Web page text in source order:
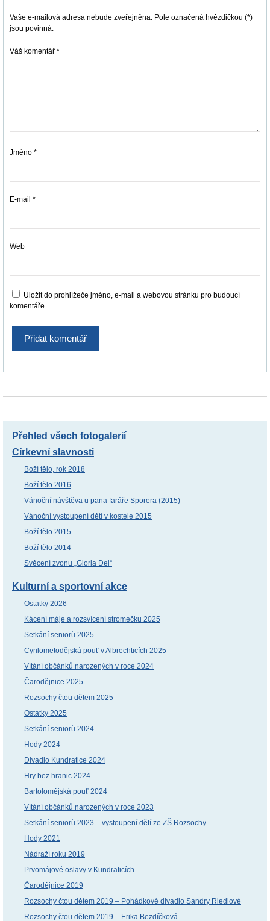
Vaše e-mailová adresa nebude zveřejněna. Pole označená hvězdičkou (*)
jsou povinná.
Váš komentář *
Jméno *
E-mail *
Web
Uložit do prohlížeče jméno, e-mail a webovou stránku pro budoucí
komentáře.
Přehled všech fotogalerií
Církevní slavnosti
Boží tělo, rok 2018
Boží tělo 2016
Vánoční návštěva u pana faráře Sporera (2015)
Vánoční vystoupení dětí v kostele 2015
Boží tělo 2015
Boží tělo 2014
Svěcení zvonu „Gloria Dei“
Kulturní a sportovní akce
Ostatky 2026
Kácení máje a rozsvícení stromečku 2025
Setkání seniorů 2025
Cyrilometodějská pouť v Albrechticích 2025
Vítání občánků narozených v roce 2024
Čarodějnice 2025
Rozsochy čtou dětem 2025
Ostatky 2025
Setkání seniorů 2024
Hody 2024
Divadlo Kundratice 2024
Hry bez hranic 2024
Bartolomějská pouť 2024
Vítání občánků narozených v roce 2023
Setkání seniorů 2023 – vystoupení dětí ze ZŠ Rozsochy
Hody 2021
Nádraží roku 2019
Prvomájové oslavy v Kundraticích
Čarodějnice 2019
Rozsochy čtou dětem 2019 – Pohádkové divadlo Sandry Riedlové
Rozsochy čtou dětem 2019 – Erika Bezdíčková